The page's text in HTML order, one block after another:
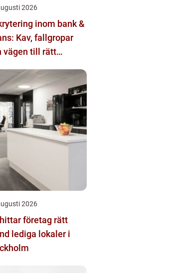
2026
inom bank &
Kav, fallgropar
vägen till rätt
2026
företag rätt
lediga lokaler i